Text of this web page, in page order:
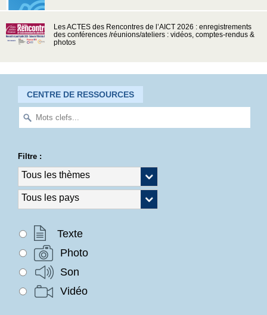
Les ACTES des Rencontres de l’AICT 2026 : enregistrements
des conférences /réunions/ateliers : vidéos, comptes-rendus &
photos
CENTRE DE RESSOURCES
Filtre :
Texte
Photo
Son
Vidéo